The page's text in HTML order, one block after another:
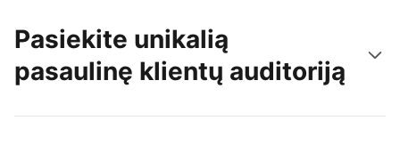
Pasiekite unikalią
pasaulinę klientų auditoriją